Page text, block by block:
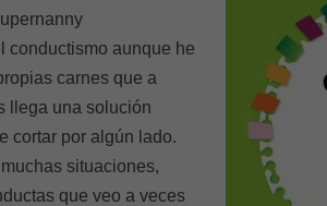
conductismo aunque he
carnes que a
llega una solución
cortar por algún lado.
situaciones,
que veo a veces